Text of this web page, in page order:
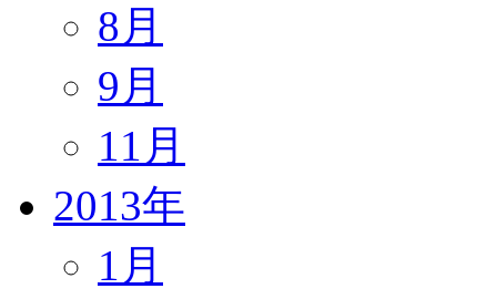
8月
9月
11月
2013年
1月